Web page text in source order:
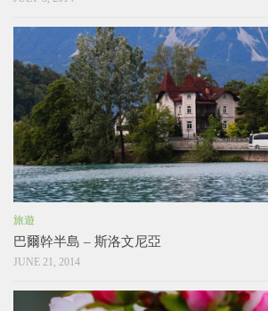
旅遊
巴爾幹半島 – 斯洛文尼亞
JUNE 21, 2014